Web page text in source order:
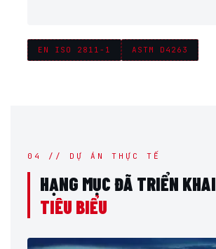
EN ISO 2811-1 ASTM D4263
04 // DỰ ÁN THỰC TẾ
HẠNG MỤC ĐÃ TRIỂN KHAI
TIÊU BIỂU